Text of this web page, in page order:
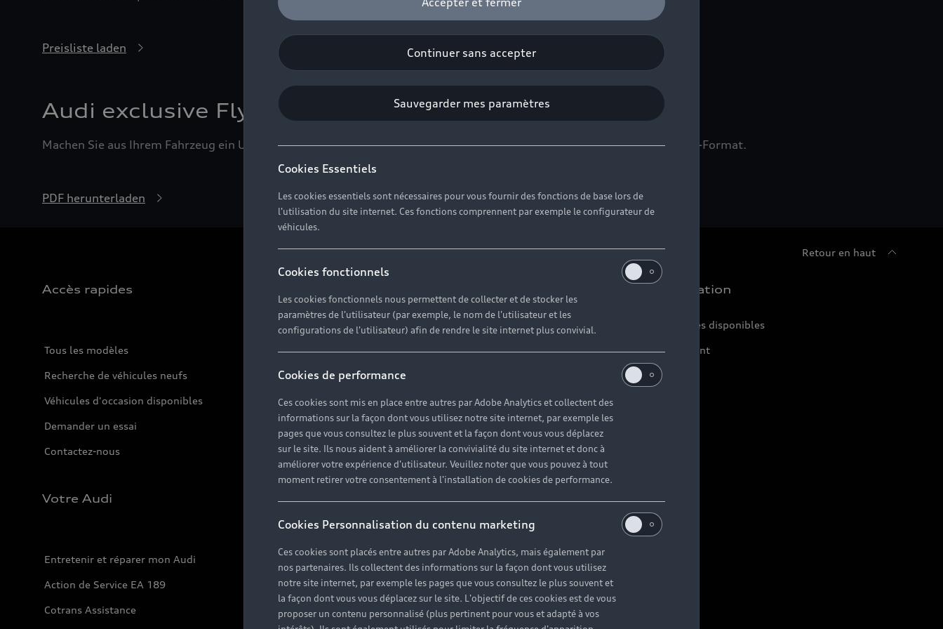
Preisliste laden
Audi exclusive Flyer
Machen Sie aus Ihrem Fahrzeug ein Unikat – durch Audi exclusive: der aktuelle Audi exclusive Flyer als Download im PDF-Format.
PDF herunterladen
Retour en haut
Accès rapides
Tous les modèles
Recherche de véhicules neufs
Véhicules d'occasion disponibles
Demander un essai
Contactez-nous
Électrique
Hybride rechargeable
Sport
Achat et location
Voir nos véhicules disponibles
Offres du moment
Votre Audi
Entretenir et réparer mon Audi
Action de Service EA 189
Cotrans Assistance
Univers Audi
Notre vision
Audi Sport
Carrières
Continuer sans accepter
Sauvegarder mes paramètres
Cookies Essentiels
Les cookies essentiels sont nécessaires pour vous fournir des fonctions de base lors de
l'utilisation du site internet. Ces fonctions comprennent par exemple le configurateur de
véhicules.
Cookies fonctionnels
Les cookies fonctionnels nous permettent de collecter et de stocker les
paramètres de l'utilisateur (par exemple, le nom de l'utilisateur et les
configurations de l'utilisateur) afin de rendre le site internet plus convivial.
Cookies de performance
Ces cookies sont mis en place entre autres par Adobe Analytics et collectent des
informations sur la façon dont vous utilisez notre site internet, par exemple les
pages que vous consultez le plus souvent et la façon dont vous vous déplacez
sur le site. Ils nous aident à améliorer la convivialité du site internet et donc à
améliorer votre expérience d'utilisateur. Veuillez noter que vous pouvez à tout
moment retirer votre consentement à l'installation de cookies de performance.
Cookies Personnalisation du contenu marketing
Ces cookies sont placés entre autres par Adobe Analytics, mais également par
nos partenaires. Ils collectent des informations sur la façon dont vous utilisez
notre site internet, par exemple les pages que vous consultez le plus souvent et
la façon dont vous vous déplacez sur le site. L'objectif de ces cookies est de vous
proposer un contenu personnalisé (plus pertinent pour vous et adapté à vos